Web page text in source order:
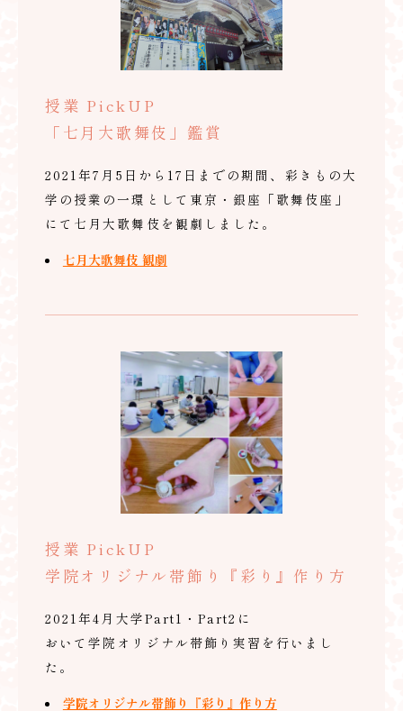
授業 PickUP
「七月大歌舞伎」鑑賞
2021年7月5日から17日までの期間、彩きもの大
学の授業の一環として東京・銀座「歌舞伎座」
にて七月大歌舞伎を観劇しました。
七月大歌舞伎 観劇
授業 PickUP
学院オリジナル帯飾り『彩り』作り方
2021年4月大学Part1・Part2に
おいて学院オリジナル帯飾り実習を行いまし
た。
学院オリジナル帯飾り『彩り』作り方